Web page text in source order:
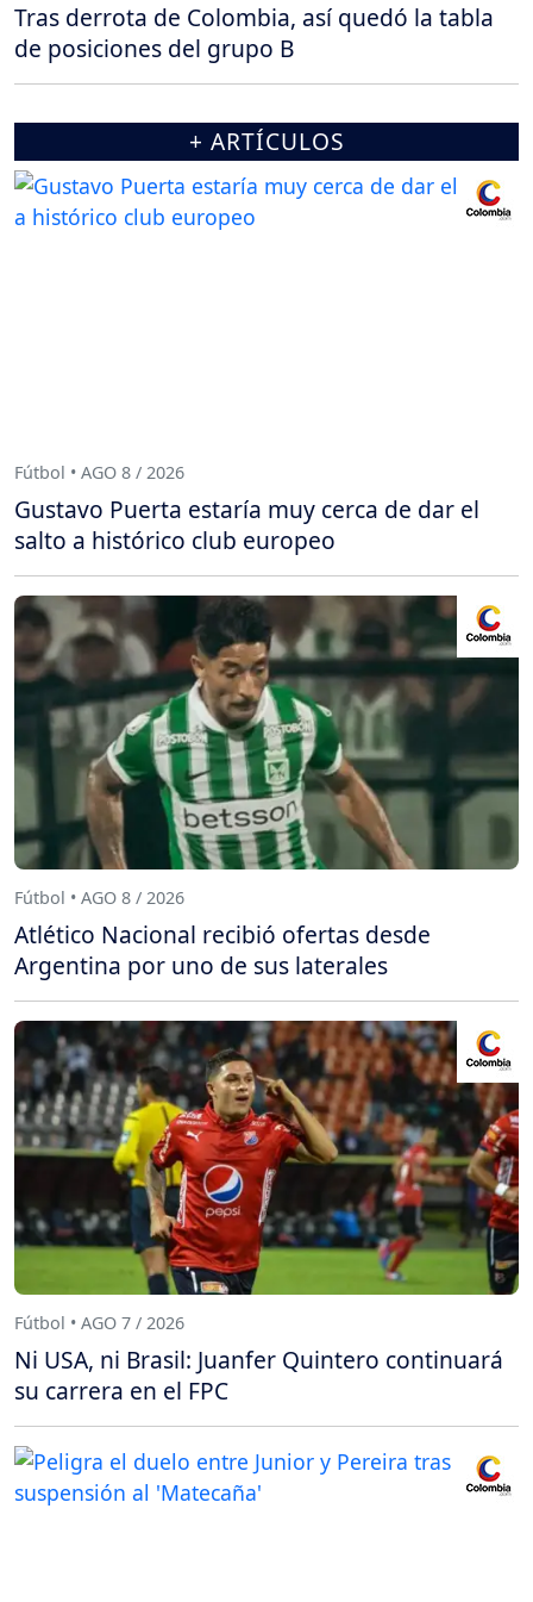
Tras derrota de Colombia, así quedó la tabla
de posiciones del grupo B
+ ARTÍCULOS
Fútbol • AGO 8 / 2026
Gustavo Puerta estaría muy cerca de dar el
salto a histórico club europeo
Fútbol • AGO 8 / 2026
Atlético Nacional recibió ofertas desde
Argentina por uno de sus laterales
Fútbol • AGO 7 / 2026
Ni USA, ni Brasil: Juanfer Quintero continuará
su carrera en el FPC